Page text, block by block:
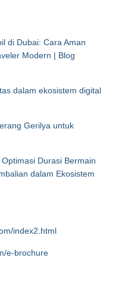
di Dubai: Cara Aman
Modern | Blog
dalam ekosistem digital
Gerilya untuk
Durasi Bermain
dalam Ekosistem
index2.html
e-brochure